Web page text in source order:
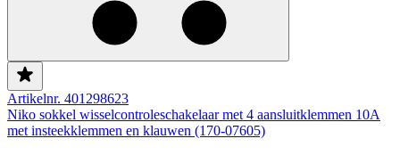
Artikelnr. 401298623
Niko sokkel wisselcontroleschakelaar met 4 aansluitklemmen 10A
met insteekklemmen en klauwen (170-07605)